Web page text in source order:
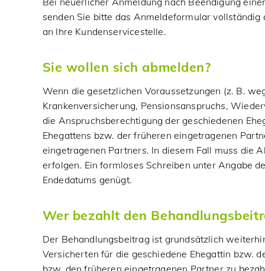
senden Sie bitte das Anmeldeformular
an Ihre Kundenservicestelle.
Sie wollen sich abmelden?
Wenn die gesetzlichen Voraussetzungen (z. B.
Krankenversicherung, Pensionsanspruchs,
die Anspruchsberechtigung der geschiedenen
Ehegattens bzw. der früheren eingetragenen
eingetragenen Partners. In diesem Fall muss die
erfolgen. Ein formloses Schreiben unter Angabe
Endedatums genügt.
Wer bezahlt den
Der Behandlungsbeitrag ist grundsätzlich
Versicherten für die geschiedene Ehegattin bzw.
bzw. den früheren eingetragenen Partner zu